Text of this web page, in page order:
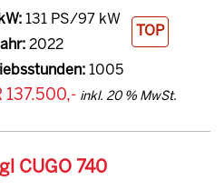
131 PS/97 kW
2022
1005
TOP
137.500,- inkl. 20 % MwSt.
CUGO 740